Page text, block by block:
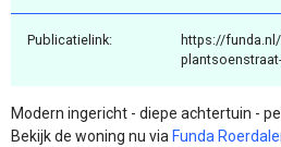
Publicatielink:
https://
Modern ingericht - diepe achtertuin -
Bekijk de woning nu via Funda